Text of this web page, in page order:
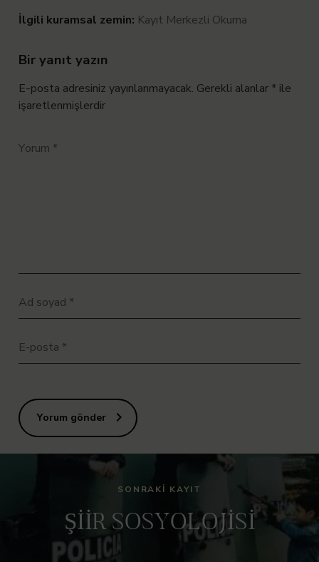
İlgili kuramsal zemin: Kayıt Merkezli Okuma
Bir yanıt yazın
E-posta adresiniz yayınlanmayacak. Gerekli alanlar *ile
işaretlenmişlerdir
Yorum *
Ad soyad *
E-posta *
Yorum gönder
SONRAKI KAYIT
ŞİİR SOSYOLOJİSİ